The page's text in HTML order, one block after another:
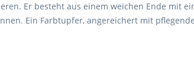
Er besteht aus einem weichen Ende mit
Ein Farbtupfer, angereichert mit